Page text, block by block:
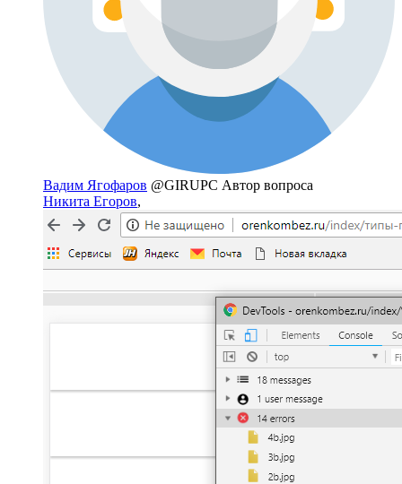
Вадим Ягофаров @GIRUPC Автор вопроса
Никита Егоров,